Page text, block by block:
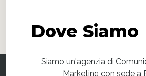
DoveSiamo
Siamo un'agenzia di
Marketing con sede a